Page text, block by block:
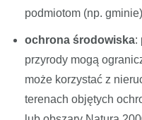
podmiotom (np.
ochrona środowiska:
przyrody mogą
może korzystać z
terenach objętych